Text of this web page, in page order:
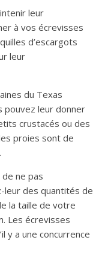
leur
à vos écrevisses
d’escargots
leur
du Texas
pouvez leur donner
crustacés ou des
proies sont de
ne pas
leur des quantités de
la taille de votre
Les écrevisses
y a une concurrence